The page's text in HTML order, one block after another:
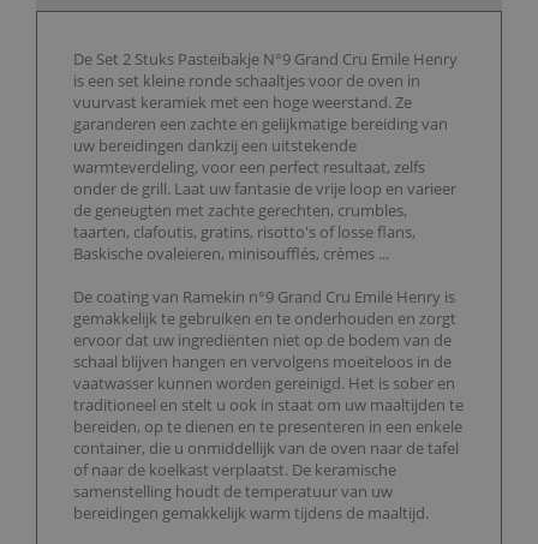
De Set 2 Stuks Pasteibakje N°9 Grand Cru Emile Henry
is een set kleine ronde schaaltjes voor de oven in
vuurvast keramiek met een hoge weerstand. Ze
garanderen een zachte en gelijkmatige bereiding van
uw bereidingen dankzij een uitstekende
warmteverdeling, voor een perfect resultaat, zelfs
onder de grill. Laat uw fantasie de vrije loop en varieer
de geneugten met zachte gerechten, crumbles,
taarten, clafoutis, gratins, risotto's of losse flans,
Baskische ovaleieren, minisoufflés, crèmes ...
De coating van Ramekin n°9 Grand Cru Emile Henry is
gemakkelijk te gebruiken en te onderhouden en zorgt
ervoor dat uw ingrediënten niet op de bodem van de
schaal blijven hangen en vervolgens moeiteloos in de
vaatwasser kunnen worden gereinigd. Het is sober en
traditioneel en stelt u ook in staat om uw maaltijden te
bereiden, op te dienen en te presenteren in een enkele
container, die u onmiddellijk van de oven naar de tafel
of naar de koelkast verplaatst. De keramische
samenstelling houdt de temperatuur van uw
bereidingen gemakkelijk warm tijdens de maaltijd.